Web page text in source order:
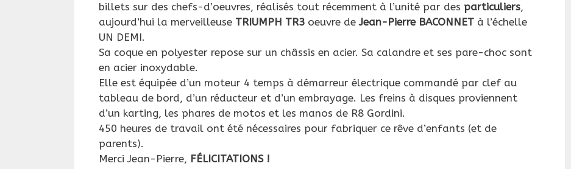
billets sur des chefs-d’oeuvres, réalisés tout récemment à l’unité par des particuliers,
aujourd’hui la merveilleuse TRIUMPH TR3 oeuvre deJean-Pierre BACONNET à l’échelle
UN DEMI.
Sa coque en polyester repose sur un châssis en acier. Sa calandre et ses pare-choc sont
en acier inoxydable.
Elle est équipée d’un moteur 4 temps à démarreur électrique commandé par clef au
tableau de bord, d’un réducteur et d’un embrayage. Les freins à disques proviennent
d’un karting, les phares de motos et les manos de R8 Gordini.
450 heures de travail ont été nécessaires pour fabriquer ce rêve d’enfants (et de
parents).
Merci Jean-Pierre, FÉLICITATIONS !